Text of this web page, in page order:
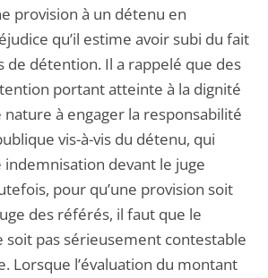
provision à un détenu en
qu’il estime avoir subi du fait
de détention. Il a rappelé que des
portant atteinte à la dignité
à engager la responsabilité
vis-à-vis du détenu, qui
devant le juge
pour qu’une provision soit
des référés, il faut que le
soit pas sérieusement contestable
Lorsque l’évaluation du montant